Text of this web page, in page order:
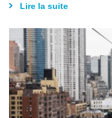
Lire la suite